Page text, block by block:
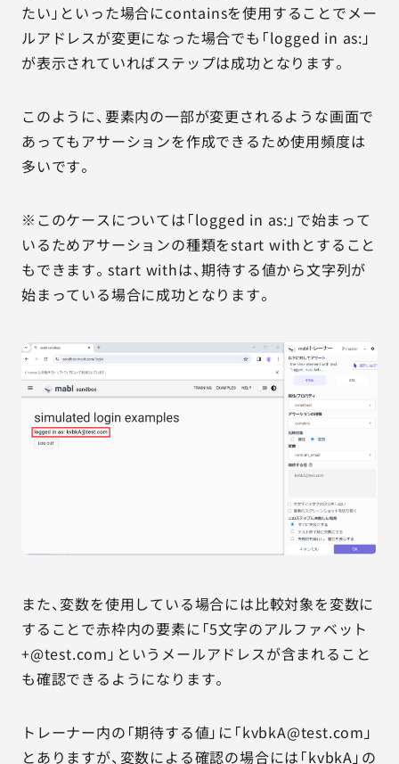
たい」といった場合にcontainsを使用することでメー
ルアドレスが変更になった場合でも「logged in as:」
が表示されていればステップは成功となります。
このように、要素内の一部が変更されるような画面で
あってもアサーションを作成できるため使用頻度は
多いです。
※このケースについては「logged in as:」で始まって
いるためアサーションの種類をstart withとすること
もできます。start withは、期待する値から文字列が
始まっている場合に成功となります。
また、変数を使用している場合には比較対象を変数に
することで赤枠内の要素に「5文字のアルファベット
+@test.com」というメールアドレスが含まれること
も確認できるようになります。
トレーナー内の「期待する値」に「kvbkA@test.com」
とありますが、変数による確認の場合には「kvbkA」の